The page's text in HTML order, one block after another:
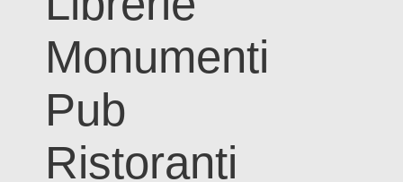
Monumenti
Pub
Ristoranti